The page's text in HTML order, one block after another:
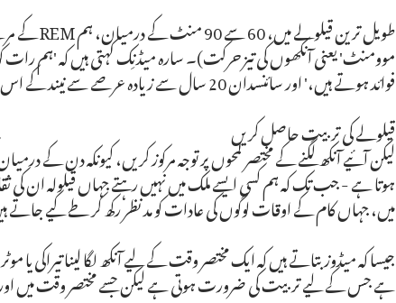
موومنٹ' یعنی آنکھوں کی تیز حرکت)۔ سارہ میڈنِک کہتی ہیں کہ 'ہم رات
فوائد ہوتے ہیں،' اور سائنسدان 20 سال سے زیادہ عرصے سے نیند کے اس طرح کے اثرات پر تحقیقات کر رہے ہیں۔
قیلولے کی تربیت حاصل کریں
لیکن آئیے آنکھ لگنے کے مختصر لمحوں پر توجہ مرکوز کریں، کیونکہ دن کے
ہوتا ہے - جب تک کہ ہم کسی ایسے ملک میں نہیں رہتے جہاں قیلولہ ان کی
میں، جہاں کام کے اوقات لوگوں کی عادات کو مد نظر رکھ کر طے کیے جاتے
جیسا کہ میڈوز بتاتے ہیں کہ ایک مختصر وقت کے لیے آنکھ لگا لینا تیراکی
ہے جس کے لیے تربیت کی ضرورت ہوتی ہے لیکن جسے مختصر وقت میں